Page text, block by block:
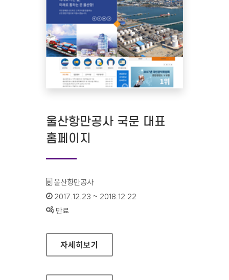
울산항만공사 국문​​​​​ 대표
홈페이지
기관명 :
울산항만공사​​​​​​​​​
인증기간 :
2017.12.23 ~ 2018.12.22
상태 :
만료
울산항만공사 국문​​​​​ 대표 홈페이지
자세히보기